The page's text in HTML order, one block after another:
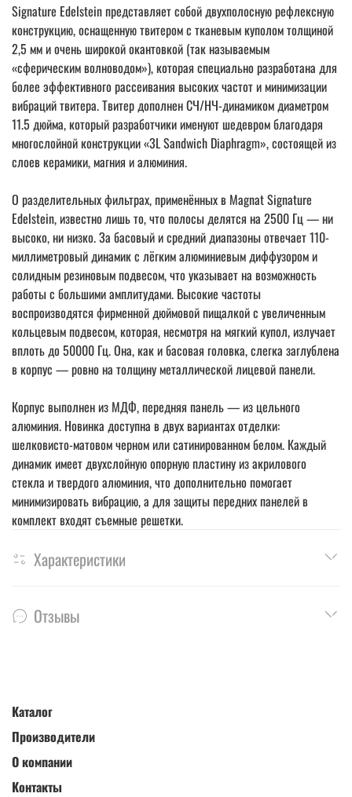
Signature Edelstein представляет собой двухполосную рефлексную
конструкцию, оснащенную твитером с тканевым куполом толщиной
2,5 мм и очень широкой окантовкой (так называемым
«сферическим волноводом»), которая специально разработана для
более эффективного рассеивания высоких частот и минимизации
вибраций твитера. Твитер дополнен СЧ/НЧ-динамиком диаметром
11.5 дюйма, который разработчики именуют шедевром благодаря
многослойной конструкции «3L Sandwich Diaphragm», состоящей из
слоев керамики, магния и алюминия.
О разделительных фильтрах, применённых в Magnat Signature
Edelstein, известно лишь то, что полосы делятся на 2500 Гц — ни
высоко, ни низко. За басовый и средний диапазоны отвечает 110-
миллиметровый динамик с лёгким алюминиевым диффузором и
солидным резиновым подвесом, что указывает на возможность
работы с большими амплитудами. Высокие частоты
воспроизводятся фирменной дюймовой пищалкой с увеличенным
кольцевым подвесом, которая, несмотря на мягкий купол, излучает
вплоть до 50000 Гц. Она, как и басовая головка, слегка заглублена
в корпус — ровно на толщину металлической лицевой панели.
Корпус выполнен из МДФ, передняя панель — из цельного
алюминия. Новинка доступна в двух вариантах отделки:
шелковисто-матовом черном или сатинированном белом. Каждый
динамик имеет двухслойную опорную пластину из акрилового
стекла и твердого алюминия, что дополнительно помогает
минимизировать вибрацию, а для защиты передних панелей в
комплект входят съемные решетки.
Характеристики
Отзывы
Каталог
Производители
О компании
Контакты